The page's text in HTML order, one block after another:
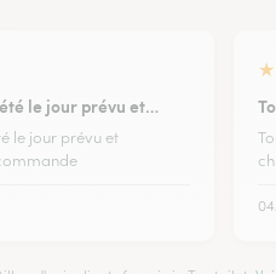
le jour prévu et…
le jour prévu et
★